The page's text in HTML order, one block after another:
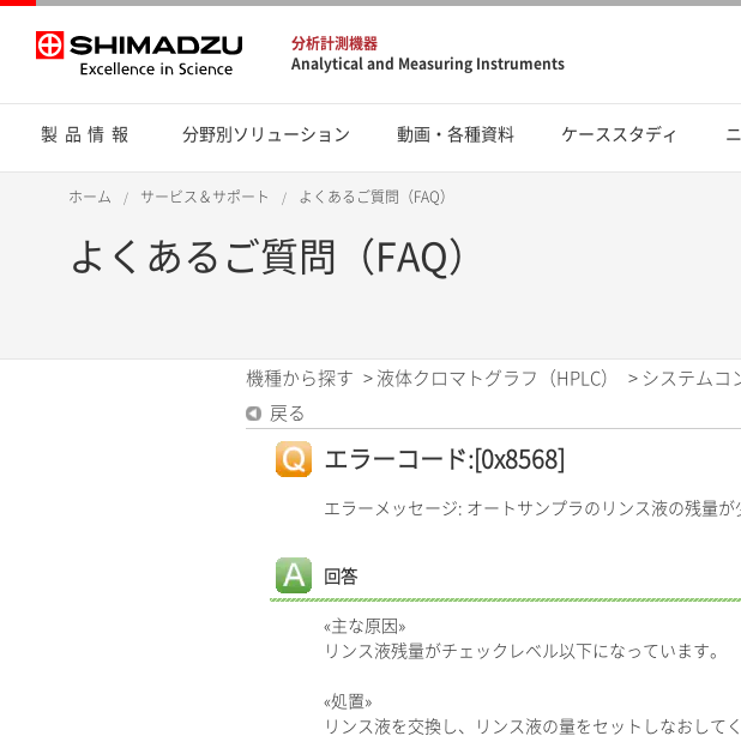
分析計測機器
Analytical and Measuring Instruments
製品情報 分野別ソリューション 動画・各種資料 ケーススタディ
ホーム サービス＆サポート よくあるご質問（FAQ）
よくあるご質問（FAQ）
機種から探す > 液体クロマトグラフ（HPLC） > システムコ
戻る
エラーコード:[0x8568]
エラーメッセージ: オートサンプラのリンス液の残量
回答
«主な原因»
リンス液残量がチェックレベル以下になっています。
«処置»
リンス液を交換し、リンス液の量をセットしなおしてく